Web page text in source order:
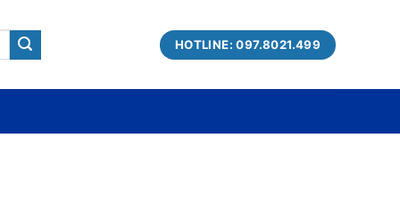
HOTLINE: 097.8021.499